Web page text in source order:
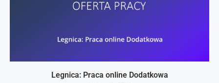
Legnica: Praca online Dodatkowa